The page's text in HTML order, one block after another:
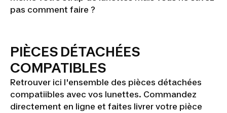
pas comment faire ?
astuces
PIÈCES DÉTACHÉES
COMPATIBLES
Retrouver ici l'ensemble des pièces détachées
compatiibles avec vos lunettes. Commandez
directement en ligne et faites livrer votre pièce